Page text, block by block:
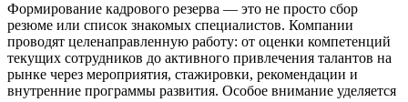
Формирование кадрового резерва — это не просто сбор
резюме или список знакомых специалистов. Компании
проводят целенаправленную работу: от оценки компетенций
текущих сотрудников до активного привлечения талантов на
рынке через мероприятия, стажировки, рекомендации и
внутренние программы развития. Особое внимание уделяется